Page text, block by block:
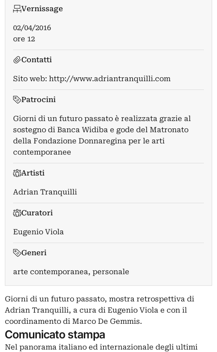
Vernissage
02/04/2016
ore 12
Contatti
Sito web: http://www.adriantranquilli.com
Patrocini
Giorni di un futuro passato è realizzata grazie al
sostegno di Banca Widiba e gode del Matronato
della Fondazione Donnaregina per le arti
contemporanee
Artisti
Adrian Tranquilli
Curatori
Eugenio Viola
Generi
arte contemporanea, personale
Giorni di un futuro passato, mostra retrospettiva di
Adrian Tranquilli, a cura di Eugenio Viola e con il
coordinamento di Marco De Gemmis.
Comunicato stampa
Nel panorama italiano ed internazionale degli ultimi